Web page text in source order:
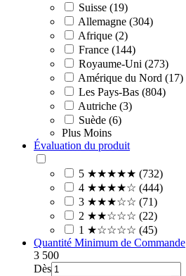
Suisse (19)
Allemagne (304)
Afrique (2)
France (144)
Royaume-Uni (273)
Amérique du Nord (17)
Les Pays-Bas (804)
Autriche (3)
Suède (6)
Plus Moins
Évaluation du produit
5 ★★★★★ (732)
4 ★★★★☆ (444)
3 ★★★☆☆ (71)
2 ★★☆☆☆ (22)
1 ★☆☆☆☆ (45)
Quantité Minimum de Commande
3 500
Dès